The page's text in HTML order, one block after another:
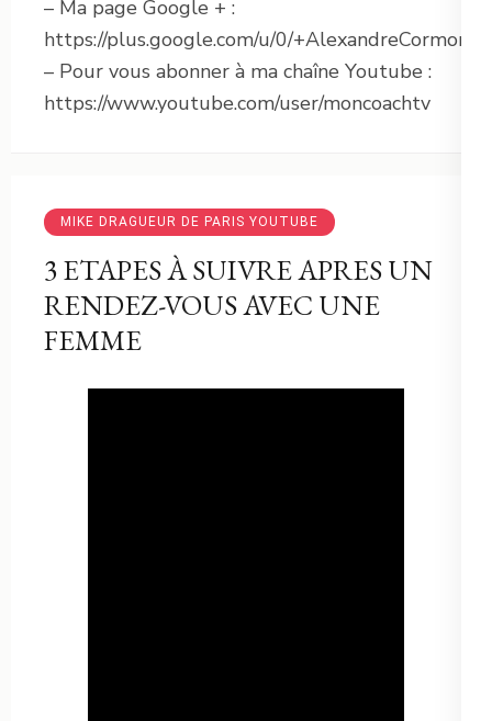
– Ma page Google + :
https://plus.google.com/u/0/
– Pour vous abonner à ma chaîne Youtube :
https://www.youtube.com/user/moncoachtv
MIKE DRAGUEUR DE PARIS YOUTUBE
3 ETAPES À SUIVRE APRES UN
RENDEZ-VOUS AVEC UNE
FEMME